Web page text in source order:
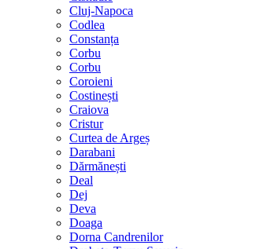
Cluj-Napoca
Codlea
Constanța
Corbu
Corbu
Coroieni
Costinești
Craiova
Cristur
Curtea de Argeș
Darabani
Dărmănești
Deal
Dej
Deva
Doaga
Dorna Candrenilor